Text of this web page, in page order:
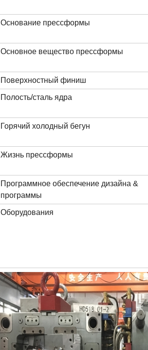
Основание прессформы
Основное вещество прессформы
Поверхностный финиш
Полость/сталь ядра
Горячий холодный бегун
Жизнь прессформы
Программное обеспечение дизайна &
программы
Оборудования